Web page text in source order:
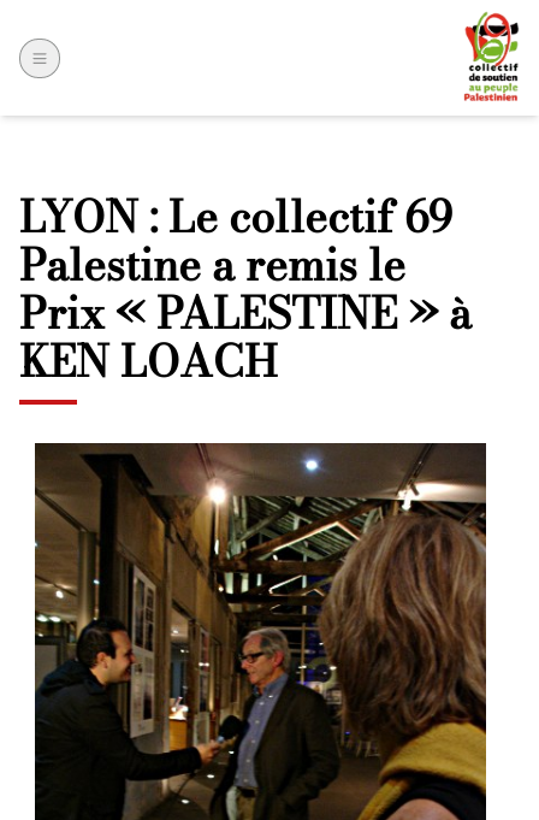
LYON : Le collectif 69
Palestine a remis le
Prix « PALESTINE » à
KEN LOACH